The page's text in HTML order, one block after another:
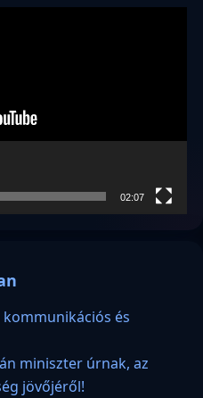
02:07
és
miniszter úrnak, az
jövőjéről!